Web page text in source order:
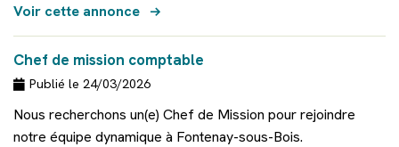
Voir cette annonce
Chef de mission comptable
Publié le 24/03/2026
Nous recherchons un(e) Chef de Mission pour rejoindre
notre équipe dynamique à Fontenay-sous-Bois.